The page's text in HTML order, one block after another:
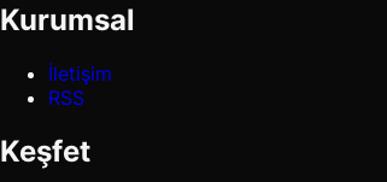
Kurumsal
İletişim
RSS
Keşfet